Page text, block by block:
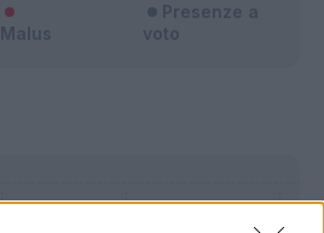
Malus
Presenze a
voto